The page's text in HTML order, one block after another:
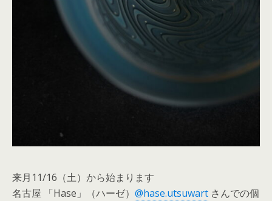
来月11/16（土）から始まります
名古屋 「Hase」（ハーゼ） @hase.utsuwart さんでの個